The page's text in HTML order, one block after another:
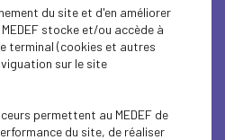
du site et d'en améliorer
stocke et/ou accède à
terminal (cookies et autres
sur le site
permettent au MEDEF de
du site, de réaliser